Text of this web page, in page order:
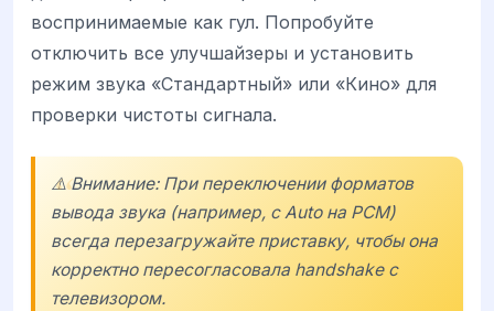
воспринимаемые как гул. Попробуйте
отключить все улучшайзеры и установить
режим звука «Стандартный» или «Кино» для
проверки чистоты сигнала.
⚠️ Внимание: При переключении форматов
вывода звука (например, с Auto на PCM)
всегда перезагружайте приставку, чтобы она
корректно пересогласовала handshake с
телевизором.